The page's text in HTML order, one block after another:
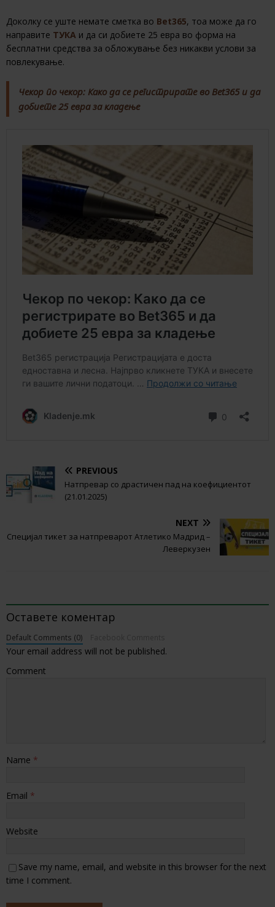
Доколку се уште немате сметка во Bet365, тоа може да го
направите ТУКА и да си добиете 25 евра во форма на
бесплатни средства за обложување без никакви услови за
повлекување.
Чекор по чекор: Како да се регистрирате во Bet365 и да
добиете 25 евра за кладење
PREVIOUS
Натпревар со драстичен пад на коефициентот
(21.01.2025)
NEXT
Специјал тикет за натпреварот Атлетико Мадрид –
Леверкузен
Оставете коментар
Default Comments (0)
Your email address will not be published.
Comment
Name *
Email *
Website
Save my name, email, and website in this browser for the next
time I comment.